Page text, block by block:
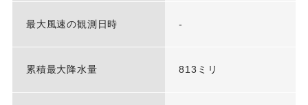
最大風速の観測日時 -
累積最大降水量 813ミリ